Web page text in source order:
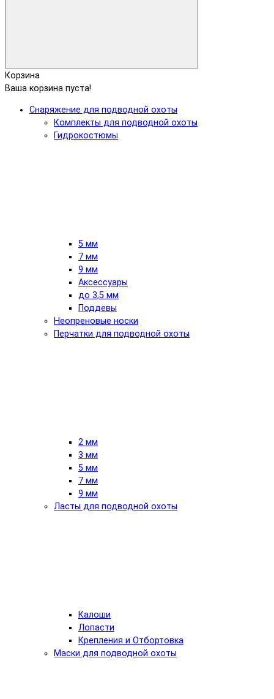
Корзина
Ваша корзина пуста!
Снаряжение для подводной охоты
Комплекты для подводной охоты
Гидрокостюмы
5 мм
7 мм
9 мм
Аксессуары
до 3,5 мм
Поддевы
Неопреновые носки
Перчатки для подводной охоты
2 мм
3 мм
5 мм
7 мм
9 мм
Ласты для подводной охоты
Калоши
Лопасти
Крепления и Отбортовка
Маски для подводной охоты